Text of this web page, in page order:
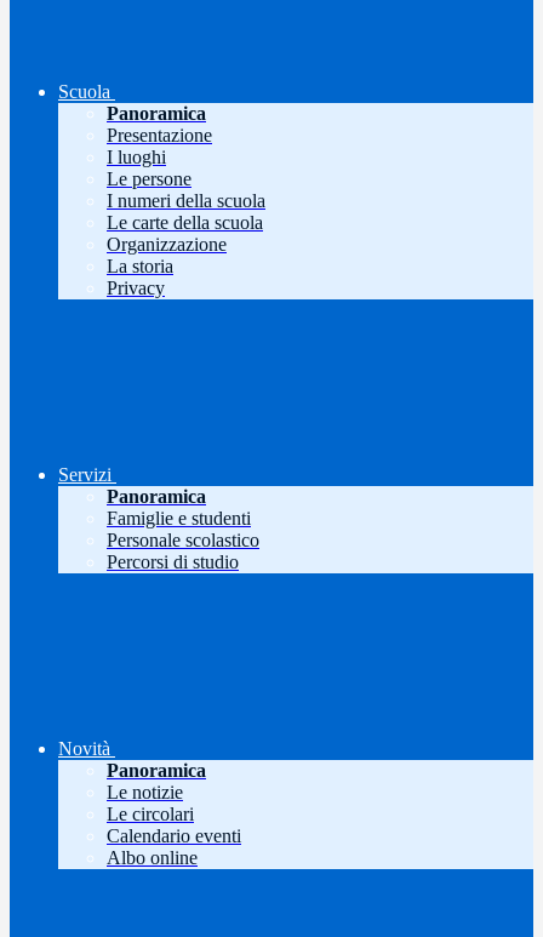
Scuola
Panoramica
Presentazione
I luoghi
Le persone
I numeri della scuola
Le carte della scuola
Organizzazione
La storia
Privacy
Servizi
Panoramica
Famiglie e studenti
Personale scolastico
Percorsi di studio
Novità
Panoramica
Le notizie
Le circolari
Calendario eventi
Albo online